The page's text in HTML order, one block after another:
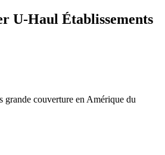
U-Haul Établissements
grande couverture en Amérique du